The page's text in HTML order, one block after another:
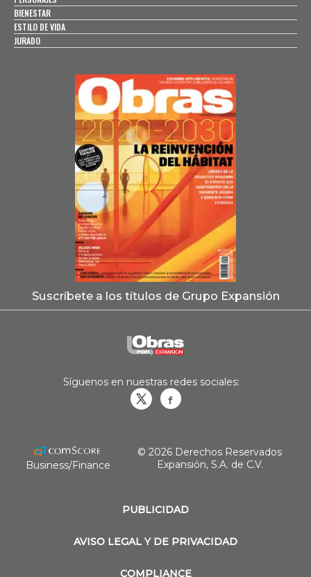
BIENESTAR
ESTILO DE VIDA
JURADO
Suscríbete a los títulos de Grupo Expansión
PUBLICIDAD
AVISO LEGAL Y DE PRIVACIDAD
COMPLIANCE
Síguenos en nuestras redes sociales:
Business/Finance
© 2026 Derechos Reservados
Expansión, S.A. de C.V.